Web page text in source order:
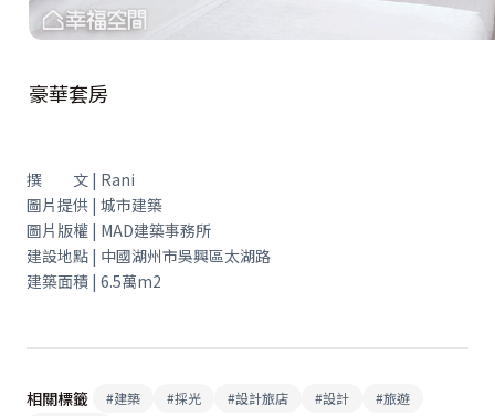
豪華套房
撰 文 | Rani
圖片提供 | 城市建築
圖片版權 | MAD建築事務所
建設地點 | 中國湖州市吳興區太湖路
建築面積 | 6.5萬m2
相關標籤 #建築 #採光 #設計旅店 #設計 #旅遊